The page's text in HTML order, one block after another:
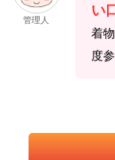
管理人
い
着
度